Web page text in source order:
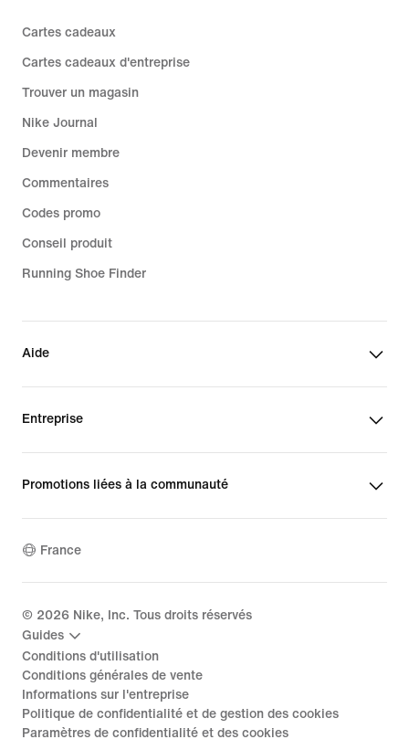
Cartes cadeaux
Cartes cadeaux d'entreprise
Trouver un magasin
Nike Journal
Devenir membre
Commentaires
Codes promo
Conseil produit
Running Shoe Finder
Aide
Entreprise
Promotions liées à la communauté
France
© 2026 Nike, Inc. Tous droits réservés
Guides
Conditions d'utilisation
Conditions générales de vente
Informations sur l'entreprise
Politique de confidentialité et de gestion des cookies
Paramètres de confidentialité et des cookies